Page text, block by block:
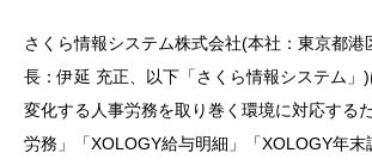
さくら情報システム株式会社(本社：東京都港
長：伊延 充正、以下「さくら情報システム」)
変化する人事労務を取り巻く環境に対応する
労務」「XOLOGY給与明細」「XOLOGY年